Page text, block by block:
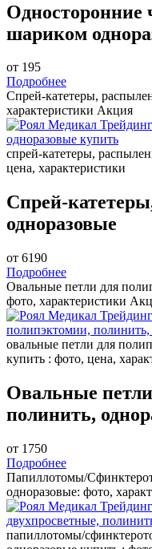
Односторонние
шариком
от 195
Подробнее
Спрей-катетеры,
характеристики Акция
спрей-катетеры,
цена, характеристики
Спрей-
одноразовые
от 6190
Подробнее
Овальные петли для
фото, характеристики
овальные петли для
купить : фото, цена,
Овальные
полинить,
от 1750
Подробнее
Папиллотомы/
одноразовые: фото,
папиллотомы/